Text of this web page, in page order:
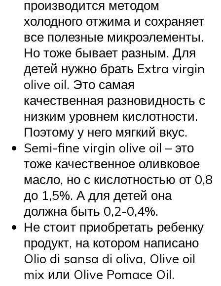
производится методом
холодного отжима и сохраняет
все полезные микроэлементы.
Но тоже бывает разным. Для
детей нужно брать Extra virgin
olive oil. Это самая
качественная разновидность с
низким уровнем кислотности.
Поэтому у него мягкий вкус.
Semi-fine virgin olive oil – это
тоже качественное оливковое
масло, но с кислотностью от 0,8
до 1,5%. А для детей она
должна быть 0,2-0,4%.
Не стоит приобретать ребенку
продукт, на котором написано
Olio di sansa di oliva, Olive oil
mix или Olive Pomace Oil.